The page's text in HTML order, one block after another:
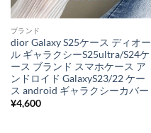
ブランド
dior Galaxy S25ケース ディオー
ル ギャラクシーS25ultra/S24ケ
ース ブランド スマホケース ア
ンドロイド GalaxyS23/22 ケー
ス android ギャラクシーカバー
¥4,600